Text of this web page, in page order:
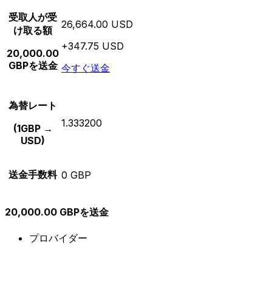
受取人が受
け取る額
20,000.00
GBPを送金
26,664.00 USD
+347.75 USD
今すぐ送金
為替レート
(1GBP →
USD)
1.333200
送金手数料 0 GBP
20,000.00 GBPを送金
プロバイダー